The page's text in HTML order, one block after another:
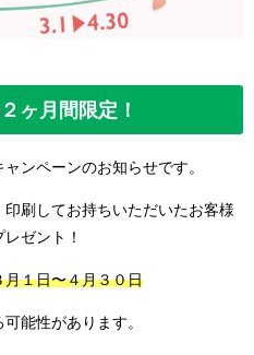
ヶ月間限定！
ンペーンのお知らせです。
刷してお持ちいただいたお客様
ゼント！
月１日〜４月３０日
能性があります。